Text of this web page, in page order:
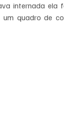
internada ela
um quadro de